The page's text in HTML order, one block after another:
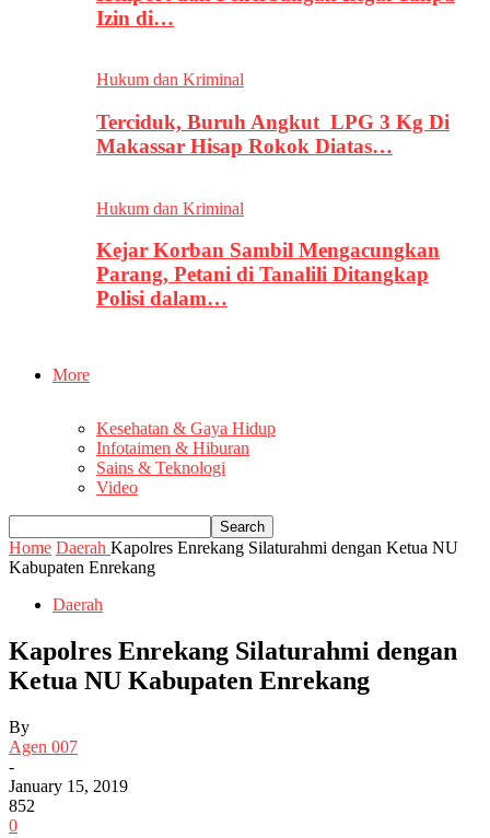
Izin di…
Hukum dan Kriminal
Terciduk, Buruh Angkut LPG 3 Kg Di
Makassar Hisap Rokok Diatas…
Hukum dan Kriminal
Kejar Korban Sambil Mengacungkan
Parang, Petani di Tanalili Ditangkap
Polisi dalam…
More
Kesehatan & Gaya Hidup
Infotaimen & Hiburan
Sains & Teknologi
Video
Home Daerah Kapolres Enrekang Silaturahmi dengan Ketua NU
Kabupaten Enrekang
Daerah
Kapolres Enrekang Silaturahmi dengan
Ketua NU Kabupaten Enrekang
By
Agen 007
-
January 15, 2019
852
0